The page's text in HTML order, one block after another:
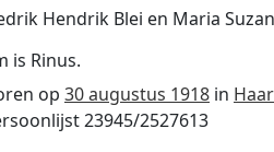
Hendrik Blei en Maria
is Rinus.
op 30 augustus 1918 in
23945/2527613